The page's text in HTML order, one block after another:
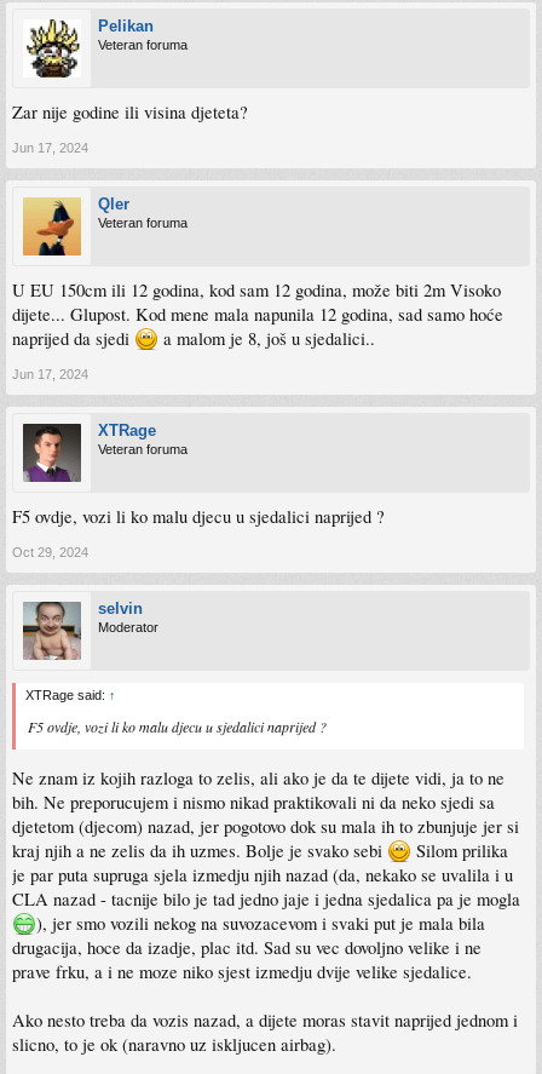
Pelikan
Veteran foruma
Zar nije godine ili visina djeteta?
Jun 17, 2024
Qler
Veteran foruma
U EU 150cm ili 12 godina, kod sam 12 godina, može biti 2m Visoko
dijete... Glupost. Kod mene mala napunila 12 godina, sad samo hoće
naprijed da sjedi
a malom je 8, još u sjedalici..
Jun 17, 2024
XTRage
Veteran foruma
F5 ovdje, vozi li ko malu djecu u sjedalici naprijed ?
Oct 29, 2024
selvin
Moderator
XTRage said: ↑
F5 ovdje, vozi li ko malu djecu u sjedalici naprijed ?
Ne znam iz kojih razloga to zelis, ali ako je da te dijete vidi, ja to ne
bih. Ne preporucujem i nismo nikad praktikovali ni da neko sjedi sa
djetetom (djecom) nazad, jer pogotovo dok su mala ih to zbunjuje jer si
kraj njih a ne zelis da ih uzmes. Bolje je svako sebi
Silom prilika
je par puta supruga sjela izmedju njih nazad (da, nekako se uvalila i u
CLA nazad - tacnije bilo je tad jedno jaje i jedna sjedalica pa je mogla
), jer smo vozili nekog na suvozacevom i svaki put je mala bila
drugacija, hoce da izadje, plac itd. Sad su vec dovoljno velike i ne
prave frku, a i ne moze niko sjest izmedju dvije velike sjedalice.
Ako nesto treba da vozis nazad, a dijete moras stavit naprijed jednom i
slicno, to je ok (naravno uz iskljucen airbag).